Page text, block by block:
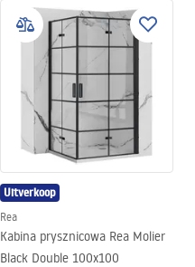
Uitverkoop
Rea
Kabina prysznicowa Rea Molier
Black Double 100x100